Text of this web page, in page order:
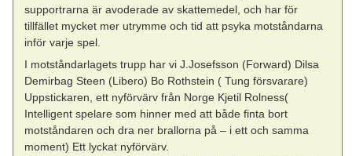
supportrarna är avoderade av skattemedel, och har för
tillfället mycket mer utrymme och tid att psyka motståndarna
inför varje spel.
I motståndarlagets trupp har vi J.Josefsson (Forward) Dilsa
Demirbag Steen (Libero) Bo Rothstein ( Tung försvarare)
Uppstickaren, ett nyförvärv från Norge Kjetil Rolness(
Intelligent spelare som hinner med att både finta bort
motståndaren och dra ner brallorna på – i ett och samma
moment) Ett lyckat nyförvärv.